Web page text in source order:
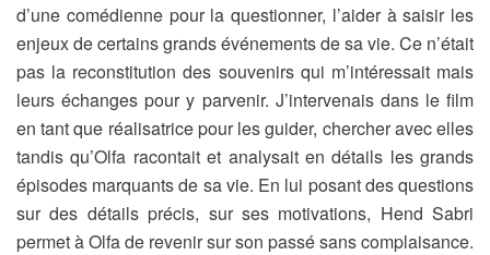
d’une comédienne pour la questionner, l’aider à saisir les
enjeux de certains grands événements de sa vie. Ce n’était
pas la reconstitution des souvenirs qui m’intéressait mais
leurs échanges pour y parvenir. J’intervenais dans le film
en tant que réalisatrice pour les guider, chercher avec elles
tandis qu’Olfa racontait et analysait en détails les grands
épisodes marquants de sa vie. En lui posant des questions
sur des détails précis, sur ses motivations, Hend Sabri
permet à Olfa de revenir sur son passé sans complaisance.